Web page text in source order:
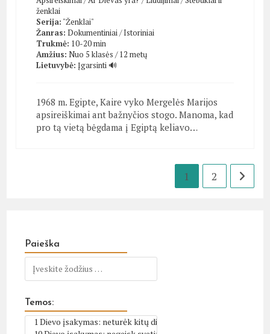
ženklai
Serija: "Ženklai"
Žanras: Dokumentiniai /Istoriniai
Trukmė: 10-20 min
Amžius: Nuo 5 klasės / 12 metų
Lietuvybė: Įgarsinti 🔊
1968 m. Egipte, Kaire vyko Mergelės Marijos
apsireiškimai ant bažnyčios stogo. Manoma, kad
pro tą vietą bėgdama į Egiptą keliavo…
1 2 Go to
Paieška
Temos: